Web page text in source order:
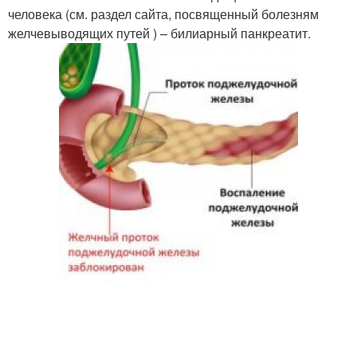
человека (см. раздел сайта, посвященный болезням
желчевыводящих путей ) – билиарный панкреатит.